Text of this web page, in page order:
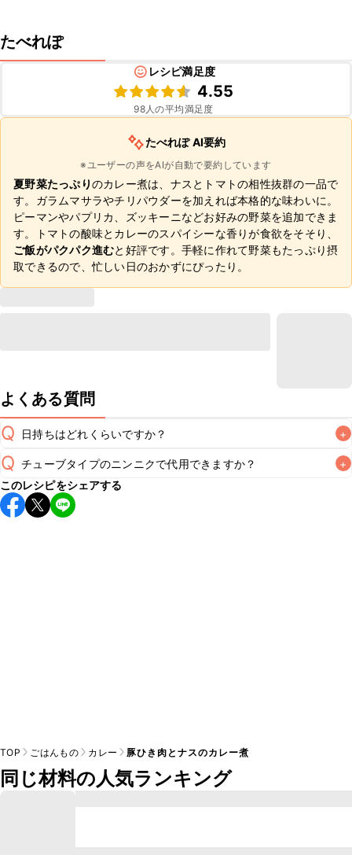
たべれぽ
レシピ満足度
4.55
98人の平均満足度
たべれぽ AI要約
※ユーザーの声をAIが自動で要約しています
夏野菜たっぷりのカレー煮は、ナスとトマトの相性抜群の一品で
す。ガラムマサラやチリパウダーを加えれば本格的な味わいに。
ピーマンやパプリカ、ズッキーニなどお好みの野菜を追加できま
す。トマトの酸味とカレーのスパイシーな香りが食欲をそそり、
ご飯がパクパク進むと好評です。手軽に作れて野菜もたっぷり摂
取できるので、忙しい日のおかずにぴったり。
よくある質問
Q 日持ちはどれくらいですか？ +
A
保存期間は冷蔵で翌日中が目安です。なるべくお早めにお召
し上がりください。
※日持ちは目安です。
Q チューブタイプのニンニクで代用できますか？ +
A
チューブタイプのニンニクを使用してもお作りいただけま
す。小さじ1を目安に加え、お好みの風味になるようご調節く
このレシピをシェアする
TOP ごはんもの カレー 豚ひき肉とナスのカレー煮
同じ材料の人気ランキング